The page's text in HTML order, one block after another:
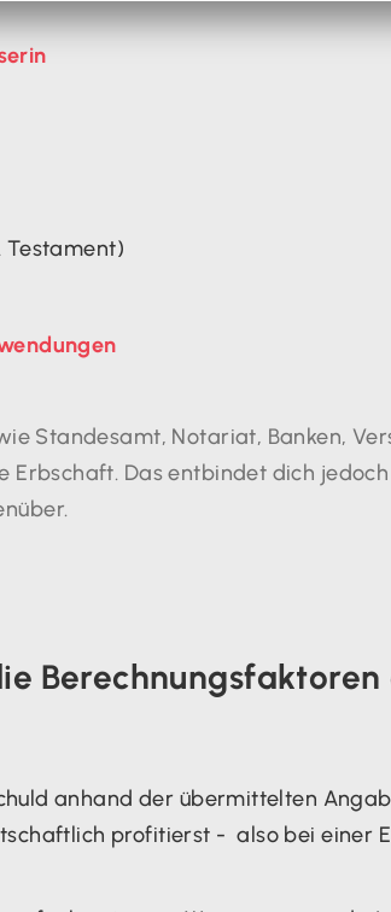
Testament)
Standesamt, Notariat, Banken,
Erbschaft. Das entbindet dich
anhand der übermittelten
profitierst - also bei einer